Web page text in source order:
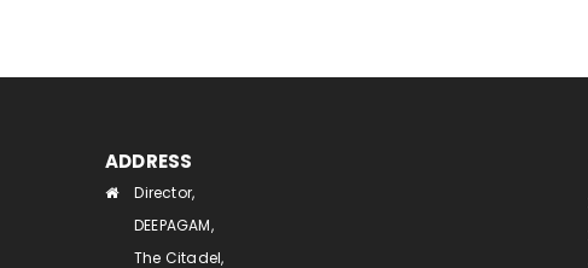
ADDRESS
Director,
DEEPAGAM,
The Citadel,